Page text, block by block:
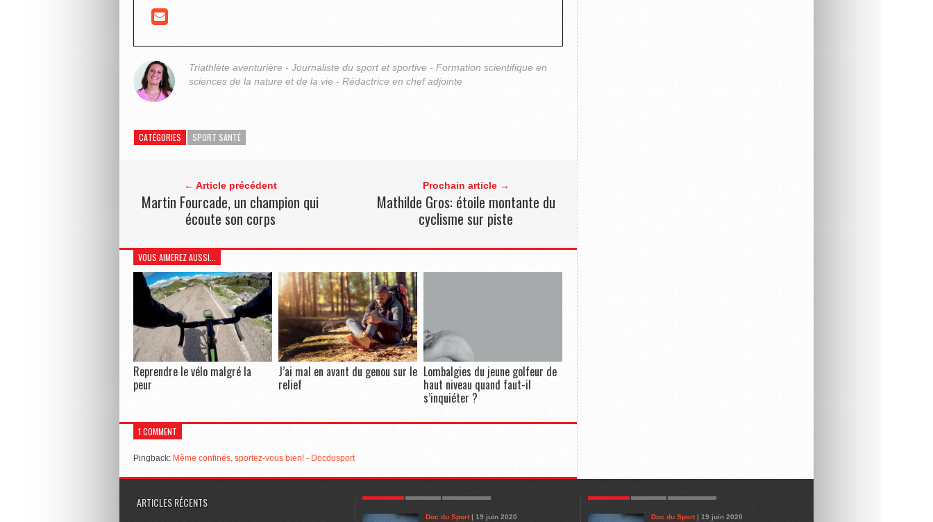
Triathlète aventurière - Journaliste du sport et sportive - Formation scientifique en
sciences de la nature et de la vie - Rédactrice en chef adjointe
CATÉGORIES SPORT SANTÉ
← Article précédent
Martin Fourcade, un champion qui
écoute son corps
Prochain article →
Mathilde Gros: étoile montante du
cyclisme sur piste
VOUS AIMEREZ AUSSI...
Reprendre le vélo malgré la
peur
J’ai mal en avant du genou sur le
relief
Lombalgies du jeune golfeur de
haut niveau quand faut-il
s’inquiéter ?
1 COMMENT
Pingback: Même confinés, sportez-vous bien! - Docdusport
ARTICLES RÉCENTS
Doc du Sport | 19 juin 2020 Doc du Sport| 19 juin 2020